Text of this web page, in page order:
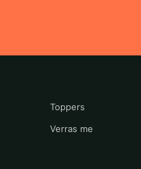
Toppers
Verras me